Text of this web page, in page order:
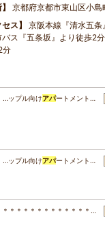
京都府京都市東山区小島
セス
京阪本線『清水五
バス『五条坂』より徒歩2
分
…ップル向けアパートメント…
…ップル向けアパートメント…
＊＊＊＊＊＊＊＊＊＊＊＊＊…